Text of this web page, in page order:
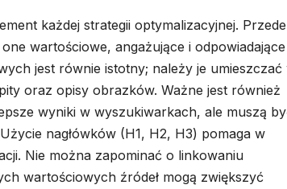
każdej strategii optymalizacyjnej. Przede
wartościowe, angażujące i
jest równie istotny; należy je umieszczać
oraz opisy obrazków. Ważne jest również
wyniki w wyszukiwarkach, ale muszą
nagłówków (H1, H2, H3) pomaga w
Nie można zapominać o linkowaniu
wartościowych źródeł mogą zwiększyć